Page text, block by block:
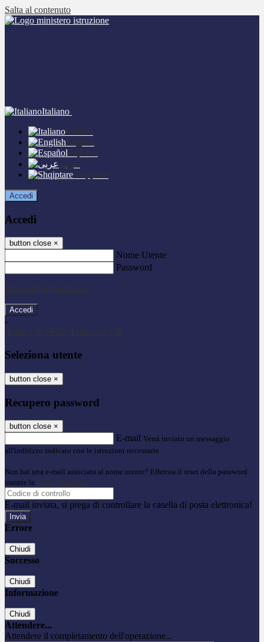
Salta al contenuto
Italiano
Italiano
English
Español
عربى
Shqiptare
Accedi
Accedi
button close ×
Nome Utente
Password
Password dimenticata?
-
Entra con SPID
Entra con CIE
Seleziona utente
button close ×
Recupero password
button close ×
E-mail Verrà inviato un messaggio
all'indirizzo indicato con le istruzioni necessarie.
Non hai una e-mail associata al nome utente? Effettua il reset della password
tramite la Login Spaggiari
E-mail inviata, si prega di controllare la casella di posta elettronica!
Errore
Chiudi
Successo
Chiudi
Informazione
Chiudi
Attendere...
Attendere il completamento dell'operazione...